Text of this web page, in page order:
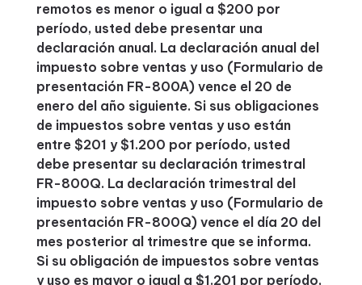
remotos es menor o igual a $200 por
período, usted debe presentar una
declaración anual. La declaración anual del
impuesto sobre ventas y uso (Formulario de
presentación FR-800A) vence el 20 de
enero del año siguiente. Si sus obligaciones
de impuestos sobre ventas y uso están
entre $201 y $1.200 por período, usted
debe presentar su declaración trimestral
FR-800Q. La declaración trimestral del
impuesto sobre ventas y uso (Formulario de
presentación FR-800Q) vence el día 20 del
mes posterior al trimestre que se informa.
Si su obligación de impuestos sobre ventas
y uso es mayor o igual a $1.201 por período,